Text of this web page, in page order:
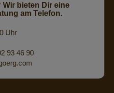
Wir bieten Dir eine
am Telefon.
Uhr
93 46 90